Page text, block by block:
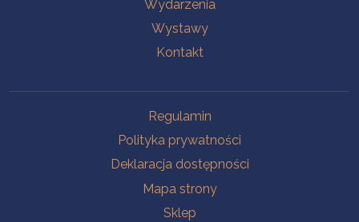
Wydarzenia
Wystawy
Kontakt
Regulamin
Polityka prywatności
Deklaracja dostępności
Mapa strony
Sklep